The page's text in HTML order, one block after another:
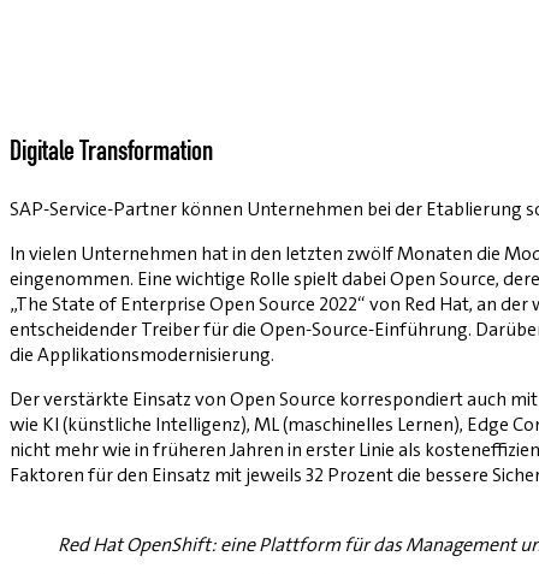
Digitale Transformation
SAP-Service-Partner können Unternehmen bei der
In vielen Unternehmen hat in den letzten zwölf Monaten die
eingenommen. Eine wichtige Rolle spielt dabei Open Source,
„The State of Enterprise Open Source 2022“ von Red Hat, an
entscheidender Treiber für die Open-Source-Einführung.
die Applikationsmodernisierung.
Der verstärkte Einsatz von Open Source korrespondiert auch
wie KI (künstliche Intelligenz), ML (maschinelles Lernen), Edge
nicht mehr wie in früheren Jahren in erster Linie als
Faktoren für den Einsatz mit jeweils 32 Prozent die bessere
Red Hat OpenShift: eine Plattform für das Management